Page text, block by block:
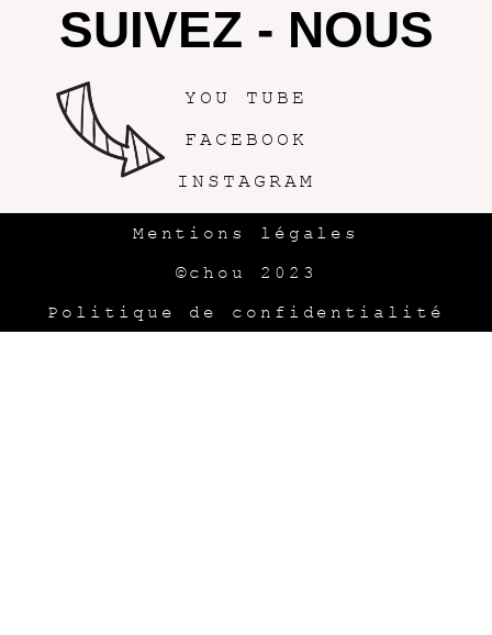
SUIVEZ - NOUS
YOU TUBE
FACEBOOK
INSTAGRAM
Mentions légales
©chou 2023
Politique de confidentialité